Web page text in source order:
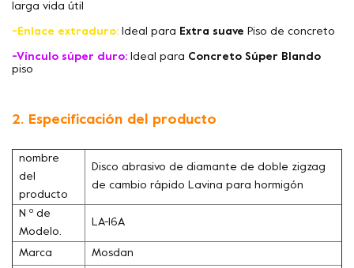
larga vida útil
-Enlace extraduro: Ideal para Extra suave Piso de concreto
-Vínculo súper duro: Ideal para Concreto Súper Blando
piso
2. Especificación del producto
nombre
del
producto
Disco abrasivo de diamante de doble zigzag
de cambio rápido Lavina para hormigón
N º de
Modelo.
LA-16A
Marca Mosdan